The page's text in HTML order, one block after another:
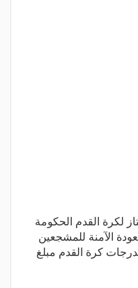
لكرة القدم الحكومة
الآمنة للمشجعين
كرة القدم مبلغ